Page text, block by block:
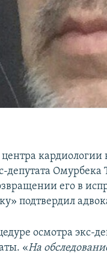
депутата
его в
подтвердил
осмотра экс-
«На